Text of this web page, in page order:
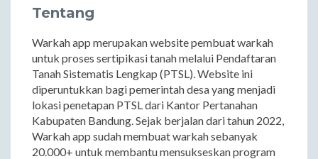
Tentang
Warkah app merupakan website pembuat warkah
untuk proses sertipikasi tanah melalui Pendaftaran
Tanah Sistematis Lengkap (PTSL). Website ini
diperuntukkan bagi pemerintah desa yang menjadi
lokasi penetapan PTSL dari Kantor Pertanahan
Kabupaten Bandung. Sejak berjalan dari tahun 2022,
Warkah app sudah membuat warkah sebanyak
20.000+ untuk membantu mensukseskan program